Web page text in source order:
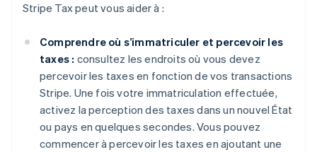
Stripe Tax peut vous aider à :
Comprendre où s’immatriculer et percevoir les
taxes : consultez les endroits où vous devez
percevoir les taxes en fonction de vos transactions
Stripe. Une fois votre immatriculation effectuée,
activez la perception des taxes dans un nouvel État
ou pays en quelques secondes. Vous pouvez
commencer à percevoir les taxes en ajoutant une